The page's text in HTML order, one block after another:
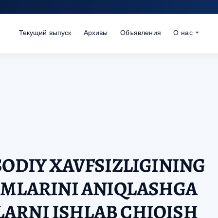
Текущий выпуск Архивы Объявления О нас
XAVFSIZLIGINING
ANIQLASHGA
ISHLAB CHIQISH